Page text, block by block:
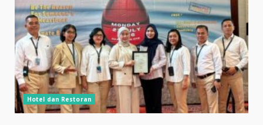
Hotel dan Restoran